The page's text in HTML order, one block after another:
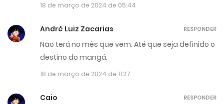
18 de março de 2024 de 05:44
André Luiz Zacarias
Não terá no mês que vem. Até que seja definido o
destino do mangá.
18 de março de 2024 de 11:27
RESPONDER
Caio
RESPONDER